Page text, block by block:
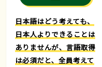
日本語はどう考えても、
日本人よりできることは
ありませんが、言語取得
は必須だと、全員考えて